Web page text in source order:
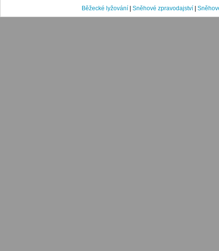
Běžecké lyžování Sněhové zpravodajství